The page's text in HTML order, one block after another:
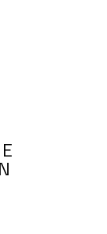
van de
visuele